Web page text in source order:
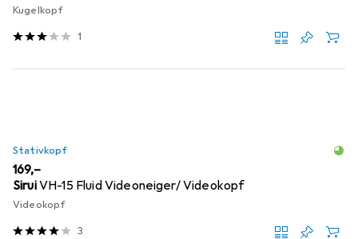
Kugelkopf
1
Stativkopf
EUR
169,–
SiruiVH-15 Fluid Videoneiger/ Videokopf
Videokopf
3